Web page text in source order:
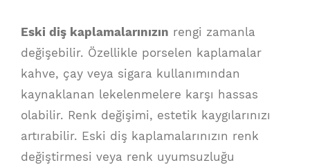
Eski diş kaplamalarınızın rengi zamanla
değişebilir. Özellikle porselen kaplamalar
kahve, çay veya sigara kullanımından
kaynaklanan lekelenmelere karşı hassas
olabilir. Renk değişimi, estetik kaygılarınızı
artırabilir. Eski diş kaplamalarınızın renk
değiştirmesi veya renk uyumsuzluğu